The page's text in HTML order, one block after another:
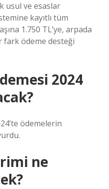
usul ve esaslar
kayıtlı tüm
1.750 TL’ye, arpada
fark ödeme desteği
2024
ödemelerin
ne